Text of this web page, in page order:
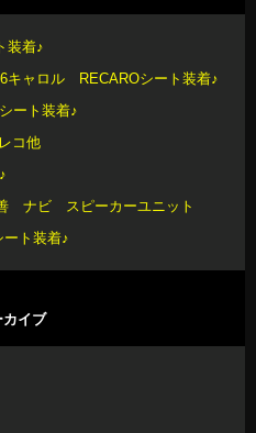
装着♪
ャロル RECAROシート装着♪
ート装着♪
コ他
ナビ スピーカーユニット
ト装着♪
カイブ